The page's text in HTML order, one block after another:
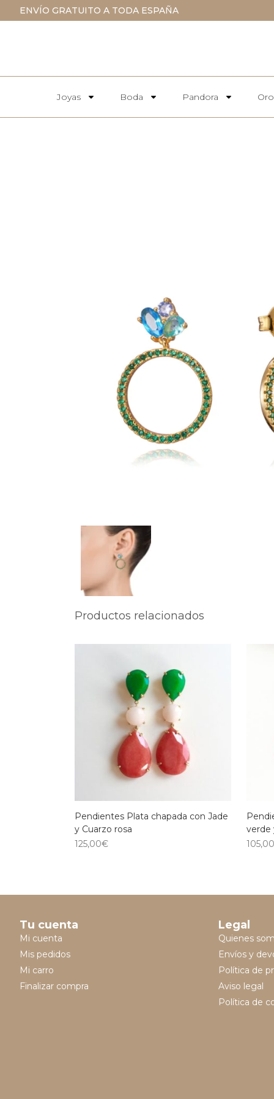
ENVÍO GRATUITO A TODA ESPAÑA
Joyas Boda Pandora
Productos relacionados
Pendientes Plata chapada con Jade
y Cuarzo rosa
125,00€
verde
Tu cuenta
Mi cuenta
Mis pedidos
Mi carro
Finalizar compra
Legal
Quienes
Envíos y
Política de
Aviso legal
Política de